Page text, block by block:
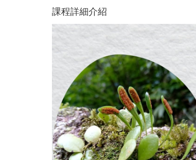
課程詳細介紹